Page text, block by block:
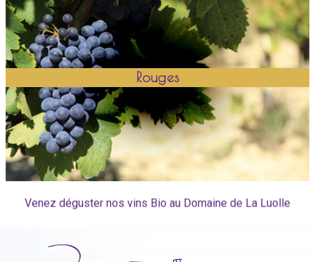
Rouges
Venez déguster nos vins Bio au Domaine de La Luolle